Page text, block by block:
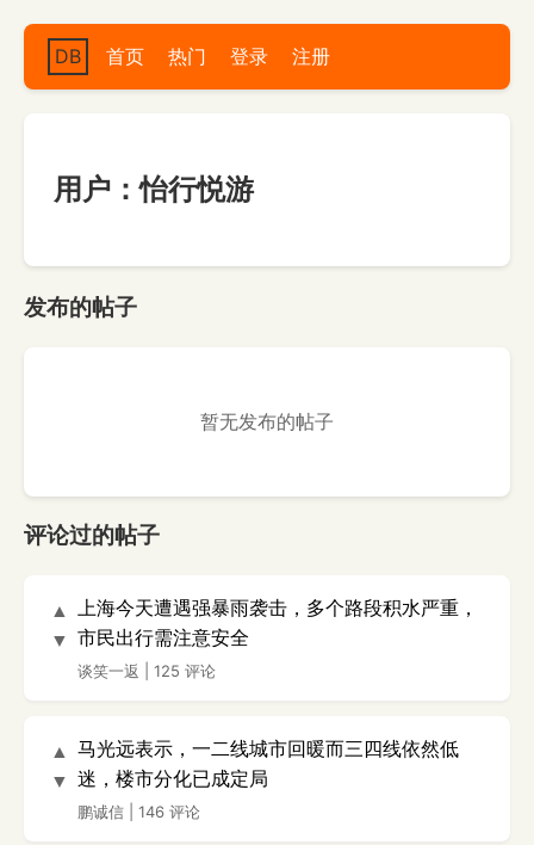
DB 首页 热门 登录 注册
用户：怡行悦游
发布的帖子
暂无发布的帖子
评论过的帖子
▲
▼
上海今天遭遇强暴雨袭击，多个路段积水严重，
市民出行需注意安全
谈笑一返 125 评论
▲
▼
马光远表示，一二线城市回暖而三四线依然低
迷，楼市分化已成定局
鹏诚信 146 评论